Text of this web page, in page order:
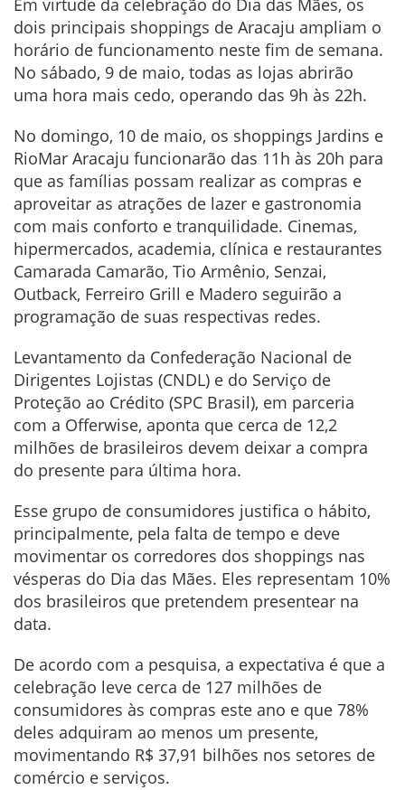
Em virtude da celebração do Dia das Mães, os
dois principais shoppings de Aracaju ampliam o
horário de funcionamento neste fim de semana.
No sábado, 9 de maio, todas as lojas abrirão
uma hora mais cedo, operando das 9h às 22h.
No domingo, 10 de maio, os shoppings Jardins e
RioMar Aracaju funcionarão das 11h às 20h para
que as famílias possam realizar as compras e
aproveitar as atrações de lazer e gastronomia
com mais conforto e tranquilidade. Cinemas,
hipermercados, academia, clínica e restaurantes
Camarada Camarão, Tio Armênio, Senzai,
Outback, Ferreiro Grill e Madero seguirão a
programação de suas respectivas redes.
Levantamento da Confederação Nacional de
Dirigentes Lojistas (CNDL) e do Serviço de
Proteção ao Crédito (SPC Brasil), em parceria
com a Offerwise, aponta que cerca de 12,2
milhões de brasileiros devem deixar a compra
do presente para última hora.
Esse grupo de consumidores justifica o hábito,
principalmente, pela falta de tempo e deve
movimentar os corredores dos shoppings nas
vésperas do Dia das Mães. Eles representam 10%
dos brasileiros que pretendem presentear na
data.
De acordo com a pesquisa, a expectativa é que a
celebração leve cerca de 127 milhões de
consumidores às compras este ano e que 78%
deles adquiram ao menos um presente,
movimentando R$ 37,91 bilhões nos setores de
comércio e serviços.